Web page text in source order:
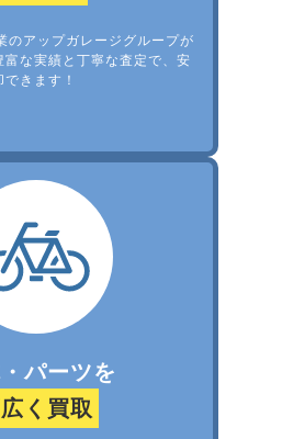
のアップガレージグループが
富な実績と丁寧な査定で、安
きます！
パーツを
く買取